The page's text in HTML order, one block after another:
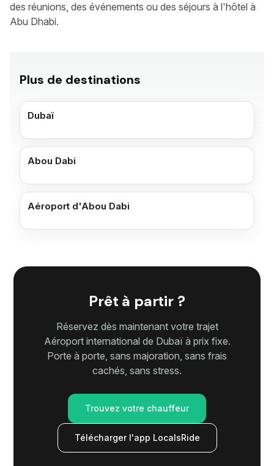
des réunions, des événements ou des séjours à l'hôtel à
Abu Dhabi.
Plus de destinations
Dubaï
Abou Dabi
Aéroport d'Abou Dabi
Prêt à partir ?
Réservez dès maintenant votre trajet
Aéroport international de Dubaï à prix fixe.
Porte à porte, sans majoration, sans frais
cachés, sans stress.
Trouvez votre chauffeur
Télécharger l'app LocalsRide